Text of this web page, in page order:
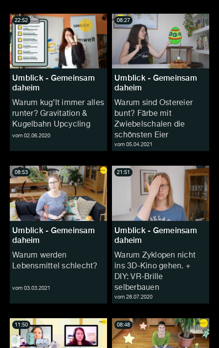
Umblick - Gemeinsam
daheim
Warum kug’lt immer alles
runter? Gravitation &
Kugelbahn Upcycling
vom 02.06.2020
22:52
Umblick - Gemeinsam
daheim
Warum sind Ostereier
bunt? Färbe mit
Zwiebelschalen die
schönsten Eier
vom 05.04.2021
08:27
Umblick - Gemeinsam
daheim
Warum werden
Lebensmittel schlecht?
vom 03.03.2021
08:53
Umblick - Gemeinsam
daheim
Warum Zyklopen nicht
ins 3D-Kino gehen. +
DIY: VR-Brille
selberbauen
vom 28.07.2020
21:51
11:50 08:48